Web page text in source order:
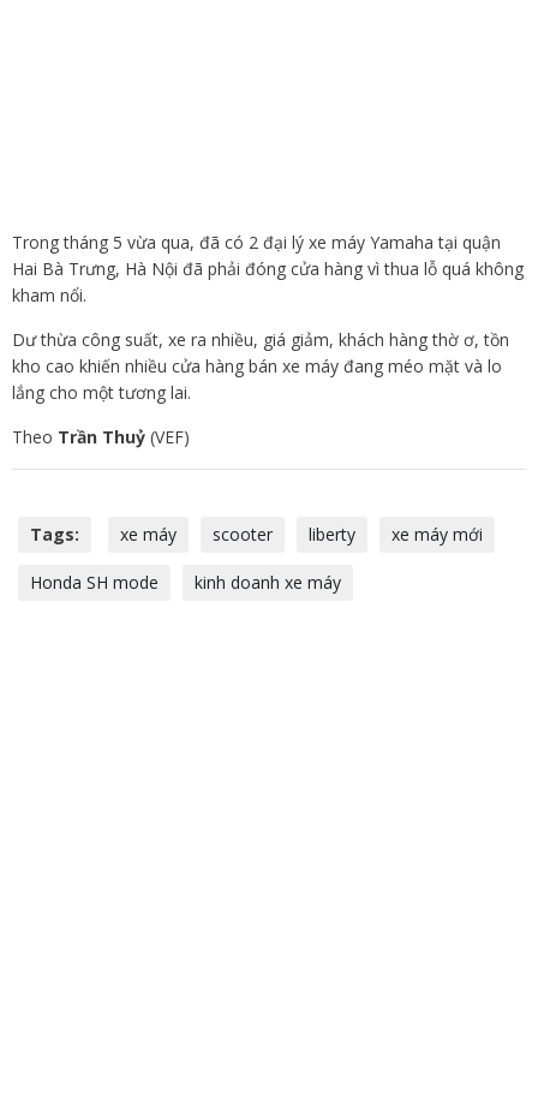
Trong tháng 5 vừa qua, đã có 2 đại lý xe máy Yamaha tại quận
Hai Bà Trưng, Hà Nội đã phải đóng cửa hàng vì thua lỗ quá không
kham nổi.
Dư thừa công suất, xe ra nhiều, giá giảm, khách hàng thờ ơ, tồn
kho cao khiến nhiều cửa hàng bán xe máy đang méo mặt và lo
lắng cho một tương lai.
Theo Trần Thuỷ (VEF)
Tags: xe máy scooter liberty xe máy mới
Honda SH mode kinh doanh xe máy